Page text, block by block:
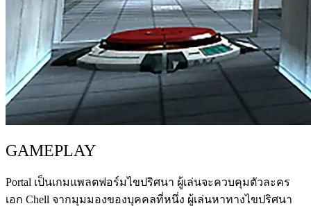
GAMEPLAY
Portal เป็นเกมแพลตฟอร์มไขปริศนา ผู้เล่นจะควบคุมตัวละคร
เอก Chell จากมุมมองของบุคคลที่หนึ่ง ผู้เล่นหาทางไขปริศนา